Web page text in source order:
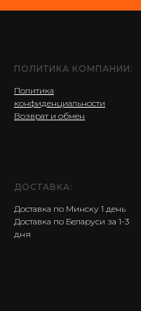
ПОЛИТИКА КОМПАНИИ:
Политика
конфиденциальности
Возврат и обмен
ДОСТАВКА:
Доставка по Минску 1 день
Доставка по Беларуси за 1-3
дня